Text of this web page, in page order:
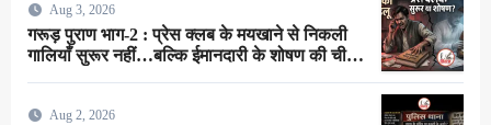
Aug 3, 2026
गरूड़ पुराण भाग-2 : प्रेस क्लब के मयखाने से निकली
गालियाँ सुरूर नहीं…बल्कि ईमानदारी के शोषण की चीख
Aug 2, 2026